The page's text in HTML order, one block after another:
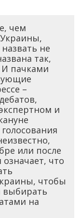
чем
Украины,
не
так,
И пачками
–
и
или после
означает, что
чтобы
выбирать
на